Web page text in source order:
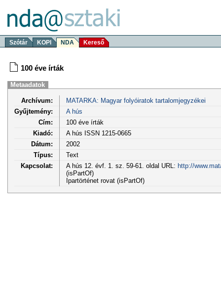
Szótár KOPI NDA Kereső
100 éve írták
Metaadatok
Archívum:
MATARKA: Magyar folyóiratok tartalomjegyzékei
Gyűjtemény:
A hús
Cím:
100 éve írták
Kiadó:
A hús ISSN 1215-0665
Dátum:
2002
Típus:
Text
Kapcsolat:
A hús 12. évf. 1. sz. 59-61. oldal URL: http://
(isPartOf)
Ipartörténet rovat (isPartOf)